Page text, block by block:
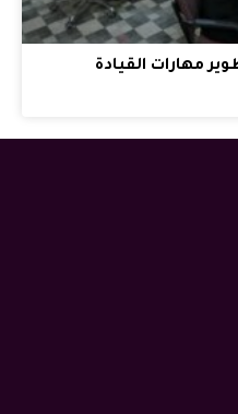
مهارات القيادة